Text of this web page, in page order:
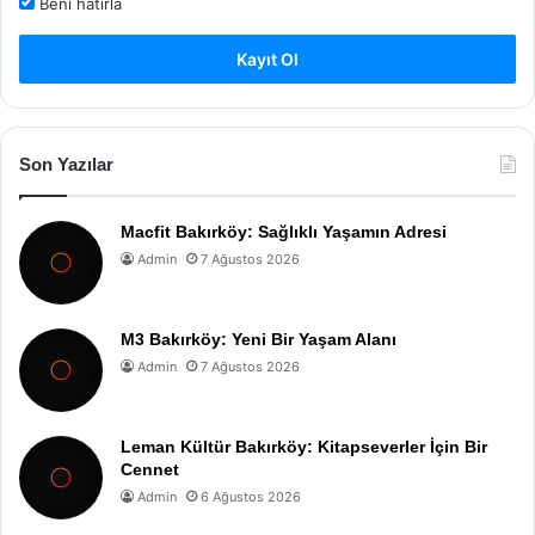
Kayıt Ol
Son Yazılar
Macfit Bakırköy: Sağlıklı Yaşamın Adresi
Admin 7 Ağustos 2026
M3 Bakırköy: Yeni Bir Yaşam Alanı
Admin 7 Ağustos 2026
Leman Kültür Bakırköy: Kitapseverler İçin Bir
Cennet
Admin 6 Ağustos 2026